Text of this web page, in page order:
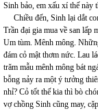
Sinh bảo, em xấu xí thế này
Chiều đến, Sinh lại dắt
Trần đại gia mua về san lấp
Um tùm. Mênh mông.
đám cỏ mật thơm nức. Lau
trăm mẫu mênh mông bát
bỗng nảy ra một ý tưởng
nhỉ? Cỏ tốt thế kia thì bò
vợ chồng Sinh cũng may,